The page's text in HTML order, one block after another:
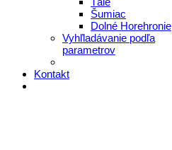
Šumiac
Dolné Horehronie
Vyhľladávanie podľa
parametrov
Kontakt